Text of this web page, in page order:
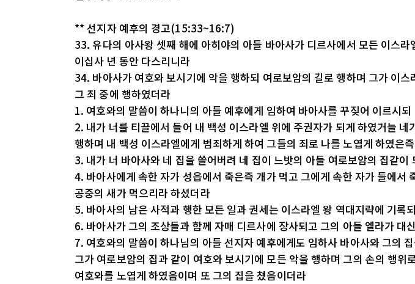
** 선지자 예후의 경고(15:33~16:7)
33. 유다의 아사왕 셋째 해에 아히야의 아들 바아사가 디르사에서 모든 이스라
이십사 년 동안 다스리니라
34. 바아사가 여호와 보시기에 악을 행하되 여로보암의 길로 행하며 그가 이스
그 죄 중에 행하였더라
1. 여호와의 말씀이 하나니의 아들 예후에게 임하여 바아사를 꾸짖어 이르시되
2. 내가 너를 티끌에서 들어 내 백성 이스라엘 위에 주권자가 되게 하였거늘 네
행하며 내 백성 이스라엘에게 범죄하게 하여 그들의 죄로 나를 노엽게 하였은즉
3. 내가 너 바아사와 네 집을 쓸어버려 네 집이 느밧의 아들 여로보암의 집같이
4. 바아사에게 속한 자가 성읍에서 죽은즉 개가 먹고 그에게 속한 자가 들에서
공중의 새가 먹으리라 하셨더라
5. 바아사의 남은 사적과 행한 모든 일과 권세는 이스라엘 왕 역대지략에 기록
6. 바아사가 그의 조상들과 함께 자매 디르사에 장사되고 그의 아들 엘라가 대
7. 여호와의 말씀이 하나님의 아들 선지자 예후에게도 임하사 바아사와 그의
그가 여로보암의 집과 같이 여호와 보시기에 모든 악을 행하며 그의 손의 행위
여호와를 노엽게 하였음이며 또 그의 집을 쳤음이더라